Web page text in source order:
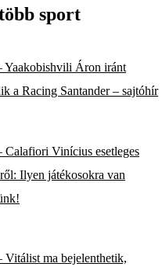
sport
Áron iránt
a Racing Santander – sajtóhír
Vinícius esetleges
Ilyen játékosokra van
ma bejelenthetik,